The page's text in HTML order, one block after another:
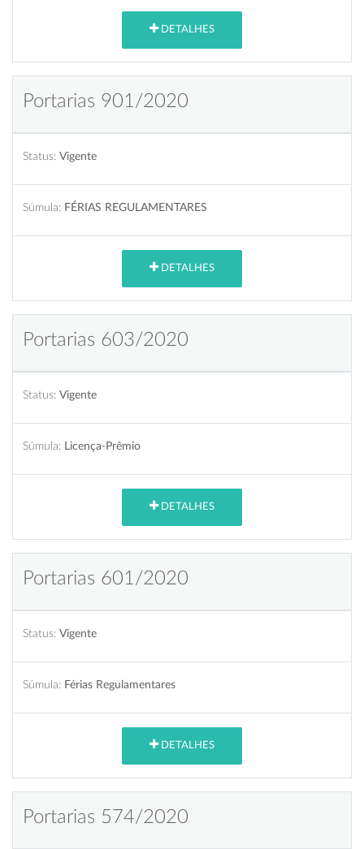
DETALHES
Portarias 901/2020
Status: Vigente
Súmula: FÉRIAS REGULAMENTARES
DETALHES
Portarias 603/2020
Status: Vigente
Súmula: Licença-Prêmio
DETALHES
Portarias 601/2020
Status: Vigente
Súmula: Férias Regulamentares
DETALHES
Portarias 574/2020